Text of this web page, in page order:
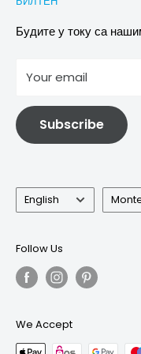
Images & references
Политика отказивања
Услови
Информације о
Будите у току са
Your email
Subscribe
Language
English
Follow Us
We Accept